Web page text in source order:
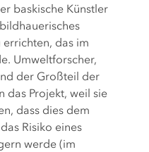
baskische Künstler
das im
Umweltforscher,
der Großteil der
das Projekt, weil sie
dass dies dem
Risiko eines
werde (im